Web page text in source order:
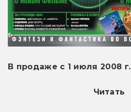
В продаже с 1 июля 2008 г.
Читать